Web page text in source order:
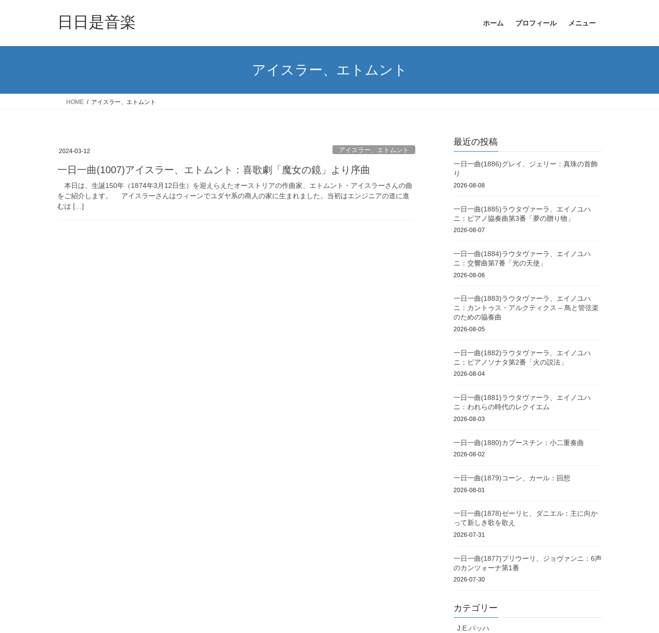
日日是音楽 ホーム プロフィール メニュー
アイスラー、エトムント
HOME アイスラー、エトムント
2024-03-12 アイスラー、エトムント
一日一曲(1007)アイスラー、エトムント：喜歌劇「魔女の鏡」より序曲
本日は、生誕150年（1874年3月12日生）を迎えらえたオーストリアの作曲家、エトムント・アイスラーさんの曲
をご紹介します。 アイスラーさんはウィーンでユダヤ系の商人の家に生まれました。当初はエンジニアの道に進
むは […]
最近の投稿
一日一曲(1886)グレイ、ジェリー：真珠の首飾
り
2026-08-08
一日一曲(1885)ラウタヴァーラ、エイノユハ
ニ：ピアノ協奏曲第3番「夢の贈り物」
2026-08-07
一日一曲(1884)ラウタヴァーラ、エイノユハ
ニ：交響曲第7番「光の天使」
2026-08-06
一日一曲(1883)ラウタヴァーラ、エイノユハ
ニ：カントゥス・アルクティクス – 鳥と管弦楽
のための協奏曲
2026-08-05
一日一曲(1882)ラウタヴァーラ、エイノユハ
ニ：ピアノソナタ第2番「火の説法」
2026-08-04
一日一曲(1881)ラウタヴァーラ、エイノユハ
ニ：われらの時代のレクイエム
2026-08-03
一日一曲(1880)カプースチン：小二重奏曲
2026-08-02
一日一曲(1879)コーン、カール：回想
2026-08-01
一日一曲(1878)ゼーリヒ、ダニエル：主に向か
って新しき歌を歌え
2026-07-31
一日一曲(1877)プリウーリ、ジョヴァンニ：6声
のカンツォーナ第1番
2026-07-30
カテゴリー
J.E.バッハ